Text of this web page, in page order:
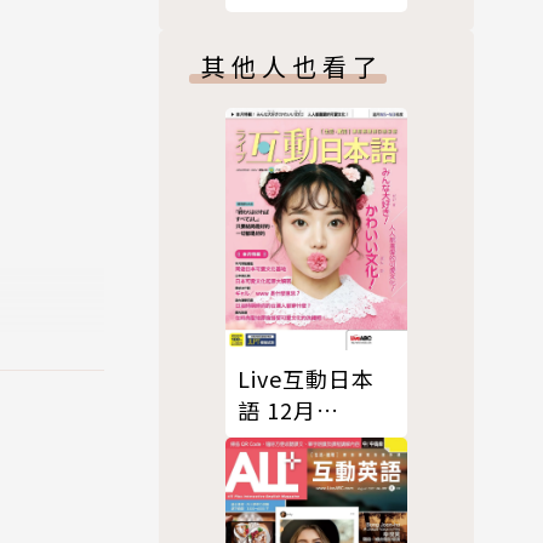
期
其他人也看了
Live互動日本
語 12月
號/2022 第72
期